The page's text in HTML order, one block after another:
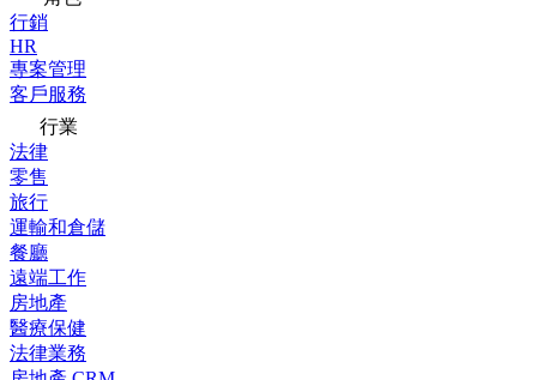
行銷
HR
專案管理
客戶服務
行業
法律
零售
旅行
運輸和倉儲
餐廳
遠端工作
房地產
醫療保健
法律業務